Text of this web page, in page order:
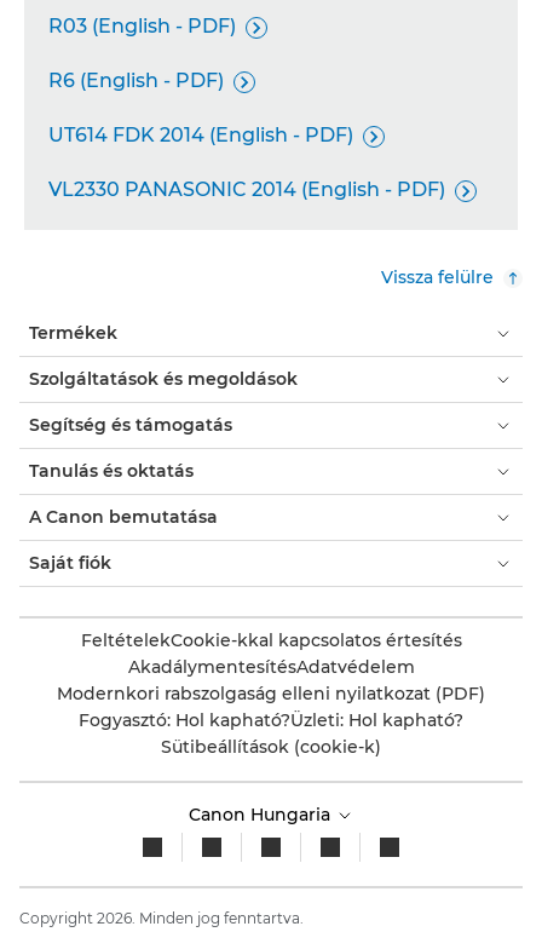
R03 (English - PDF) 
R6 (English - PDF) 
UT614 FDK 2014 (English - PDF) 
VL2330 PANASONIC 2014 (English - PDF) 
Vissza felülre
Termékek
Szolgáltatások és megoldások
Segítség és támogatás
Tanulás és oktatás
A Canon bemutatása
Saját fiók
FeltételekCookie-kkal kapcsolatos értesítés
AkadálymentesítésAdatvédelem
Modernkori rabszolgaság elleni nyilatkozat (PDF)
Fogyasztó: Hol kapható?Üzleti: Hol kapható?
Sütibeállítások (cookie-k)
Canon Hungaria
Copyright 2026. Minden jog fenntartva.